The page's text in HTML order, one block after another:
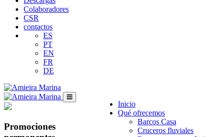
Colaboradores
CSR
contactos
ES
PT
EN
FR
DE
Inicio
Qué ofrecemos
Barcos Casa
Cruceros fluviales
Promociones